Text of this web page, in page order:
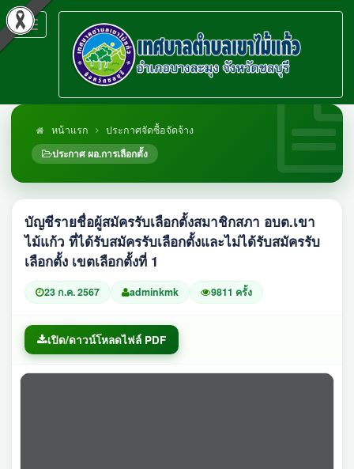
Toggle
navigation
หน้าแรก
ประกาศจัดซื้อจัดจ้าง
ประกาศ ผอ.การเลือกตั้ง
บัญชีรายชื่อผู้สมัครรับเลือกตั้งสมาชิกสภา อบต.เขา
ไม้แก้ว ที่ได้รับสมัครรับเลือกตั้งและไม่ได้รับสมัครรับ
เลือกตั้ง เขตเลือกตั้งที่ 1
23 ก.ค. 2567 adminkmk 9811 ครั้ง
เปิด/ดาวน์โหลดไฟล์ PDF